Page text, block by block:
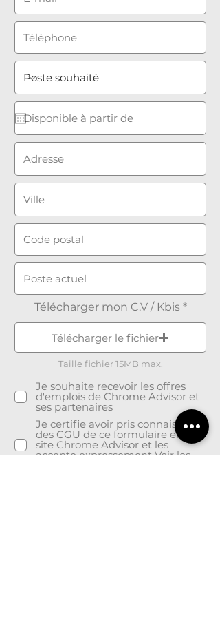
Télécharger mon C.V / Kbis
Télécharger le fichier
Taille fichier 15MB max.
Je souhaite recevoir les offres
d'emplois de Chrome Advisor et
ses partenaires
Je certifie avoir pris connaissance
des CGU de ce formulaire et du
site Chrome Advisor et les
accepte expressement Voir les